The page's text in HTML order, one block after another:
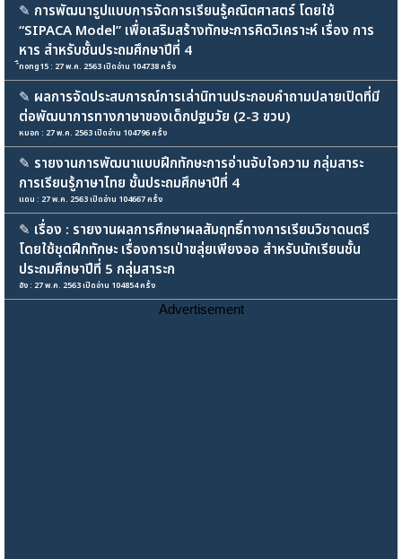
✎ การพัฒนารูปแบบการจัดการเรียนรู้คณิตศาสตร์ โดยใช้
“SIPACA Model” เพื่อเสริมสร้างทักษะการคิดวิเคราะห์ เรื่อง การ
หาร สำหรับชั้นประถมศึกษาปีที่ 4
์ืnong15 : 27 พ.ค. 2563 เปิดอ่าน 104738 ครั้ง
✎ ผลการจัดประสบการณ์การเล่านิทานประกอบคำถามปลายเปิดที่มี
ต่อพัฒนาการทางภาษาของเด็กปฐมวัย (2-3 ขวบ)
หมอก : 27 พ.ค. 2563 เปิดอ่าน 104796 ครั้ง
✎ รายงานการพัฒนาแบบฝึกทักษะการอ่านจับใจความ กลุ่มสาระ
การเรียนรู้ภาษาไทย ชั้นประถมศึกษาปีที่ 4
แดน : 27 พ.ค. 2563 เปิดอ่าน 104667 ครั้ง
✎ เรื่อง : รายงานผลการศึกษาผลสัมฤทธิ์ทางการเรียนวิชาดนตรี
โดยใช้ชุดฝึกทักษะ เรื่องการเป่าขลุ่ยเพียงออ สำหรับนักเรียนชั้น
ประถมศึกษาปีที่ 5 กลุ่มสาระก
อัง : 27 พ.ค. 2563 เปิดอ่าน 104854 ครั้ง
Advertisement